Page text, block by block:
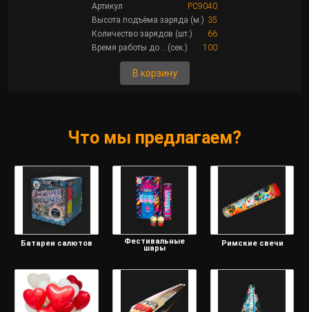
Артикул
РС9040
Высота подъёма заряда (м.) 35
Количество зарядов (шт.)
66
Время работы до ...(сек.)
100
В корзину
Что мы предлагаем?
Батареи салютов Фестивальные
шары
Римские свечи